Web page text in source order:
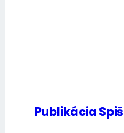
Publikácia